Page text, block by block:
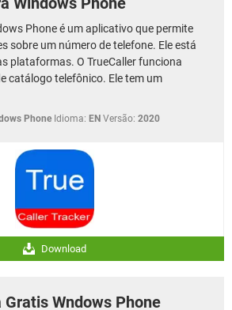
Phone é um aplicativo que permite
sobre um número de telefone. Ele está
plataformas. O TrueCaller funciona
catálogo telefônico. Ele tem um
Phone Idioma: EN Versão: 2020
Download
Wndows Phone